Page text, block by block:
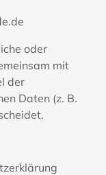
oder
mit
der
Daten (z. B.